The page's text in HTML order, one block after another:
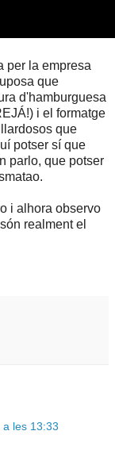
per la empresa
que
d'hamburguesa
i el formatge
que
potser sí que
parlo, que potser
i alhora observo
realment el
les 13:33